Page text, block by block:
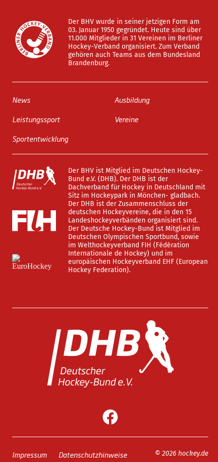
Der BHV wurde in seiner jetzigen Form am
03. Januar 1950 gegründet. Heute sind über
11.000 Mitglieder in 31 Vereinen im Berliner
Hockey-Verband organisiert. Zum Verband
gehören auch Teams aus dem Bundesland
Brandenburg.
News
Leistungssport
Sportentwicklung
Ausbildung
Vereine
Der BHV ist Mitglied im Deutschen Hockey-
Bund e.V. (DHB). Der DHB ist der
Dachverband für Hockey in Deutschland mit
Sitz im Hockeypark in Mönchen- gladbach.
Der DHB ist der Zusammenschluss der
deutschen Hockeyvereine, die in den 15
Landeshockeyverbänden organisiert sind.
Der Deutsche Hockey-Bund ist Mitglied im
Deutschen Olympischen Sportbund, sowie
im Welthockeyverband FIH (Fédération
Internationale de Hockey) und im
europäischen Hockeyverband EHF (European
Hockey Federation).
Impressum Datenschutzhinweise © 2026 hockey.de